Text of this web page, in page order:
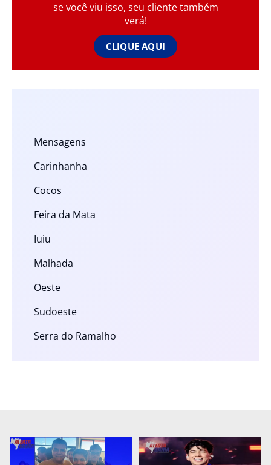
se você viu isso, seu cliente também
verá!
CLIQUE AQUI
Mensagens
Carinhanha
Cocos
Feira da Mata
Iuiu
Malhada
Oeste
Sudoeste
Serra do Ramalho